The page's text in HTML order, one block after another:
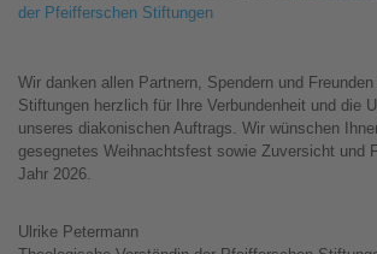
der Pfeifferschen Stiftungen
Wir danken allen Partnern, Spendern und
Stiftungen herzlich für Ihre Verbundenheit und die
unseres diakonischen Auftrags. Wir wünschen
gesegnetes Weihnachtsfest sowie Zuversicht und
Jahr 2026.
Ulrike Petermann